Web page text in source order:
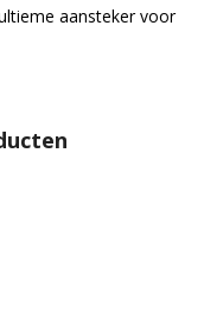
aansteker voor